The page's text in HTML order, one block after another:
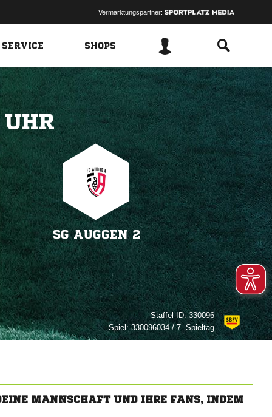
Vermarktungspartner:
SHOPS

SG AUGGEN 2
Staffel-ID:330096
Spiel:330096034 / 7. Spieltag
MANNSCHAFT UND IHRE FANS, INDEM